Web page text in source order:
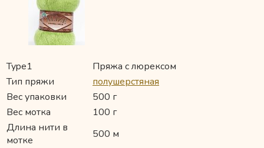
Type1
Пряжа с люрексом
Тип пряжи
полушерстяная
Вес упаковки
500 г
Вес мотка
100 г
Длина нити в
мотке
500 м